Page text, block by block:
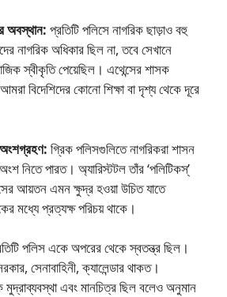
অবস্থান: প্রতিটি পলিসে নাগরিক ছাড়াও বহু
নাগরিক অধিকার ছিল না, তবে সেখানে
স্বীকৃতি পেয়েছিল। এথেন্সের শাসক
বিদেশিদের কোনো শিক্ষা বা দৃশ্য থেকে দূরে
গ্রিক পলিসগুলিতে নাগরিকরা শাসন
নিতে পারত। অ্যারিস্টটল তাঁর ‘পলিটিকস্’
আয়তন এমন ক্ষুদ্র হওয়া উচিত যাতে
মধ্যে প্রত্যক্ষ পরিচয় থাকে।
পলিস একে অপরের থেকে স্বতন্ত্র ছিল।
সেনাবাহিনী, ক্যালেন্ডার থাকত।
এবং মানচিত্র ছিল বলেও অনুমান